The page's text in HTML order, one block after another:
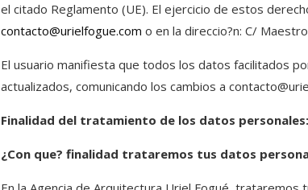
el citado Reglamento (UE). El ejercicio de estos
contacto@urielfogue.com o en la direccio?n: C/
El usuario manifiesta que todos los datos facilitados
actualizados, comunicando los cambios a
Finalidad del tratamiento de los datos personales:
¿Con que? finalidad trataremos tus datos